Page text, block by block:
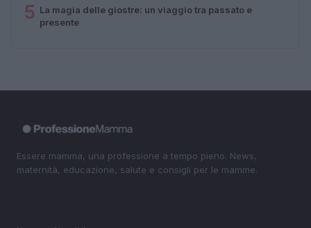
5 La magia delle giostre: un viaggio tra passato e
presente
Essere mamma, una professione a tempo pieno. News,
maternità, educazione, salute e consigli per le mamme.